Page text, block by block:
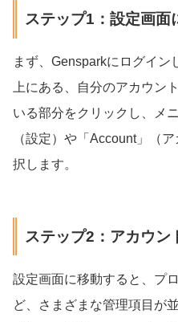
ステップ1：設定画面
まず、Gensparkにログイン
上にある、自分のアカウン
いる部分をクリックし、メ
（設定）や「Account」（
択します。
ステップ2：アカウン
設定画面に移動すると、プ
ど、さまざまな管理項目が